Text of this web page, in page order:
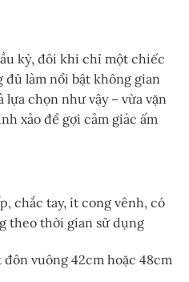
kỳ, đôi khi chỉ một chiếc
làm nổi bật không gian
lựa chọn như vậy – vừa vặn
xảo để gợi cảm giác ấm
chắc tay, ít cong vênh, có
theo thời gian sử dụng
đôn vuông 42cm hoặc 48cm